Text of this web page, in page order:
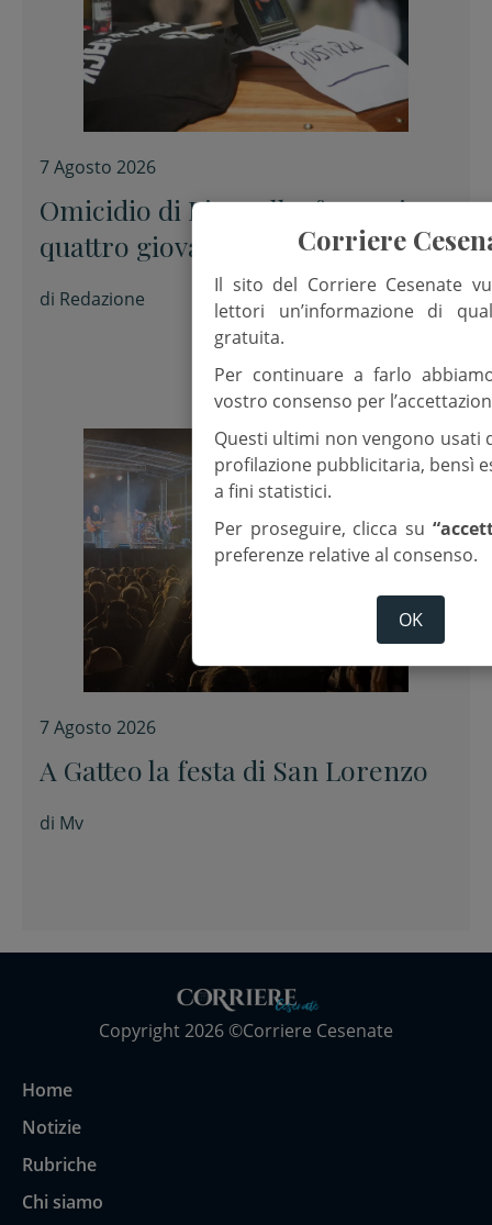
7 Agosto 2026
Omicidio di Pinarella, fermati
quattro giovani per la morte di
Nicola Musiani
di Redazione
7 Agosto 2026
A Gatteo la festa di San Lorenzo
di Mv
Copyright 2026 ©Corriere Cesenate
Home
Notizie
Rubriche
Chi siamo
Corriere
Il sito del Corriere Cesenate
lettori un’informazione di
gratuita.
Per continuare a farlo
vostro consenso per
Questi ultimi non vengono usati
profilazione pubblicitaria, bensì
a fini statistici.
Per proseguire, clicca su
preferenze relative al consenso.
OK